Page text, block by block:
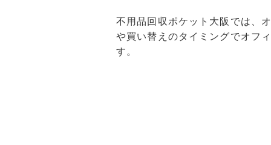
不用品回収ポケット大阪では、
や買い替えのタイミングでオフ
す。